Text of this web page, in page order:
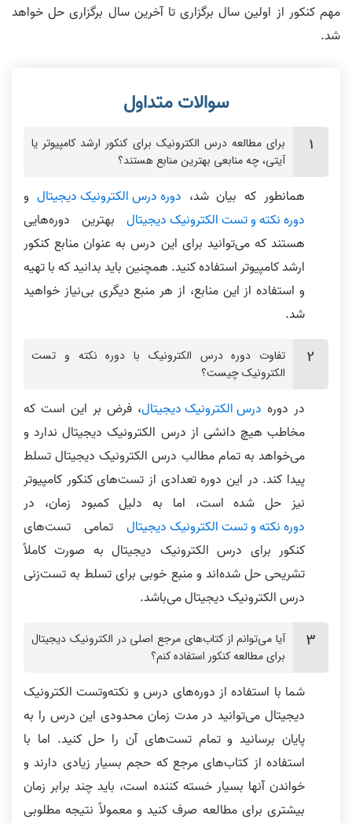
مهم کنکور از اولین سال برگزاری تا آخرین سال برگزاری حل خواهد
شد.
برای مطالعه درس الکترونیک برای کنکور ارشد کامپیوتر یا
آیتی، چه منابعی بهترین منابع هستند؟
همانطور که بیان شد، دوره درس الکترونیک دیجیتال و
دوره نکته و تست الکترونیک دیجیتال بهترین دوره‌هایی
هستند که می‌توانید برای این درس به عنوان منابع کنکور
ارشد کامپیوتر استفاده کنید. همچنین باید بدانید که با تهیه
و استفاده از این منابع، از هر منبع دیگری بی‌نیاز خواهید
شد.
تفاوت دوره درس الکترونیک با دوره نکته و تست
الکترونیک چیست؟
در دوره درس الکترونیک دیجیتال، فرض بر این است که
مخاطب هیچ دانشی از درس الکترونیک دیجیتال ندارد و
می‌خواهد به تمام مطالب درس الکترونیک دیجیتال تسلط
پیدا کند. در این دوره تعدادی از تست‌های کنکور کامپیوتر
نیز حل شده است، اما به دلیل کمبود زمان، در
دوره نکته و تست الکترونیک دیجیتال تمامی تست‌های
کنکور برای درس الکترونیک دیجیتال به صورت کاملاً
تشریحی حل شده‌اند و منبع خوبی برای تسلط به تست‌زنی
درس الکترونیک دیجیتال می‌باشد.
آیا می‌توانم از کتاب‌های مرجع اصلی در الکترونیک دیجیتال
برای مطالعه کنکور استفاده کنم؟
شما با استفاده از دوره‌های درس و نکته‌وتست الکترونیک
دیجیتال می‌توانید در مدت زمان محدودی این درس را به
پایان برسانید و تمام تست‌های آن را حل کنید. اما با
استفاده از کتاب‌های مرجع که حجم بسیار زیادی دارند و
خواندن آنها بسیار خسته کننده است، باید چند برابر زمان
بیشتری برای مطالعه صرف کنید و معمولاً نتیجه مطلوبی